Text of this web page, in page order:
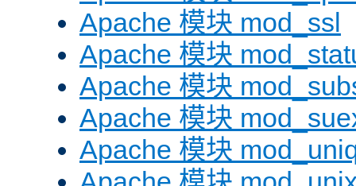
Apache 模块 mod_ssl
Apache 模块
Apache 模块
Apache 模块
Apache 模块